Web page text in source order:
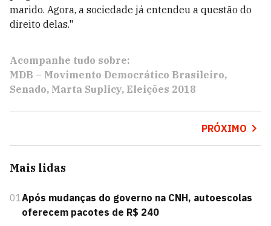
marido. Agora, a sociedade já entendeu a questão do
direito delas."
Acompanhe tudo sobre:
MDB – Movimento Democrático Brasileiro
Senado Marta Suplicy Eleições 2018
PRÓXIMO
Mais lidas
01Após mudanças do governo na CNH, autoescolas
oferecem pacotes de R$ 240